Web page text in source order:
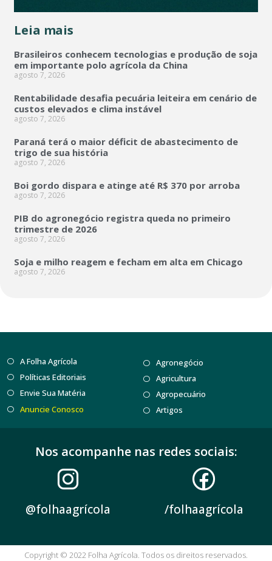
Leia mais
Brasileiros conhecem tecnologias e produção de soja
em importante polo agrícola da China
agosto 7, 2026
Rentabilidade desafia pecuária leiteira em cenário de
custos elevados e clima instável
agosto 7, 2026
Paraná terá o maior déficit de abastecimento de
trigo de sua história
agosto 7, 2026
Boi gordo dispara e atinge até R$ 370 por arroba
agosto 7, 2026
PIB do agronegócio registra queda no primeiro
trimestre de 2026
agosto 7, 2026
Soja e milho reagem e fecham em alta em Chicago
agosto 7, 2026
A Folha Agrícola
Políticas Editoriais
Envie Sua Matéria
Anuncie Conosco
Agronegócio
Agricultura
Agropecuário
Artigos
Nos acompanhe nas redes sociais:
@folhaagrícola /folhaagrícola
Copyright © 2022 Folha Agrícola. Todos os direitos reservados.